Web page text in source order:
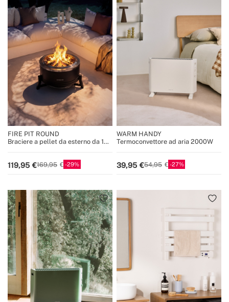
FIRE PIT ROUND
Braciere a pellet da esterno da 12
119,95 169,95 29
WARM HANDY
Termoconvettore ad aria 2000W
39,95 54,95 27